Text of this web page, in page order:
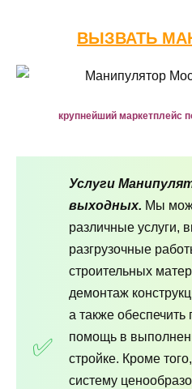
ВЫЗВАТЬ
крупнейший маркетплейс
Услуги
выходных. Мы
различные услуги,
разгрузочные
строительных
демонтаж
а также
помощь в
стройке. Кроме
систему